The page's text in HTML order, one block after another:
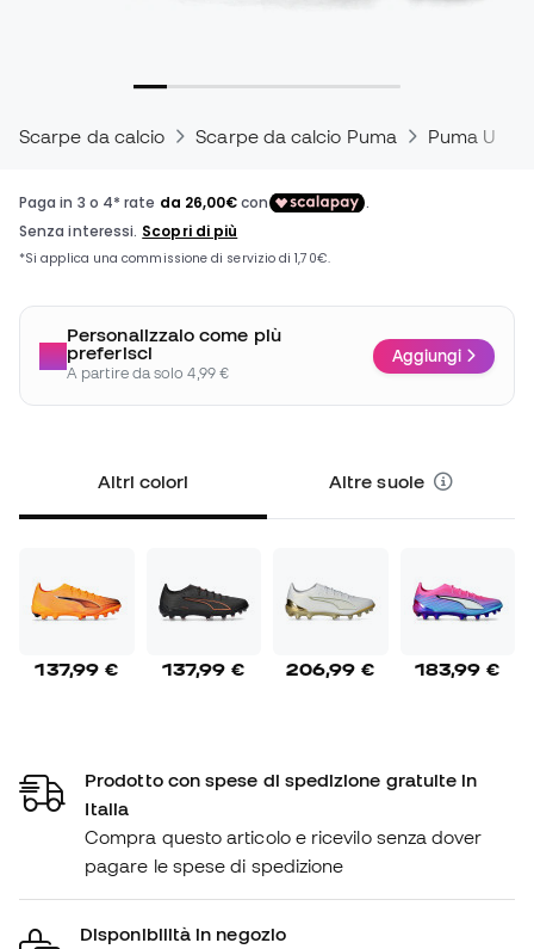
Scarpe da calcio Scarpe da calcio Puma Puma Ultra
Personalizzalo come più
preferisci
A partire da solo 4,99 €
Aggiungi
Altri colori Altre suole
137,99 € 137,99 € 206,99 € 183,99 €
Prodotto con spese di spedizione gratuite in
Italia
Compra questo articolo e ricevilo senza dover
pagare le spese di spedizione
Disponibilità in negozio